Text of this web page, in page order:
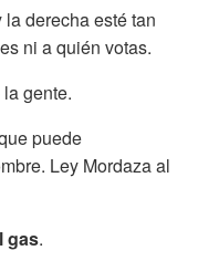
derecha esté tan
ni a quién votas.
gente.
puede
Ley Mordaza al
gas.